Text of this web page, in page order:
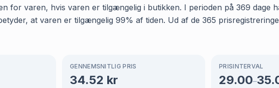
for varen, hvis varen er tilgængelig i butikken. I perioden på 369 dage
at varen er tilgængelig 99% af tiden. Ud af de 365
GENNEMSNITLIG PRIS
34.52 kr
PRISINTERVAL
29.00–